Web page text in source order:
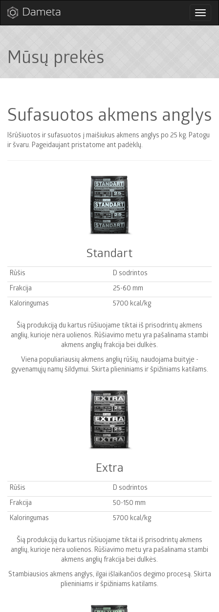
Mūsų prekės
Sufasuotos akmens anglys
Išrūšiuotos ir sufasuotos į maišiukus akmens anglys po 25 kg. Patogu
ir švaru. Pageidaujant pristatome ant padėklų.
Standart
Rūšis
D sodrintos
Frakcija
25-60 mm
Kaloringumas
5700 kcal/kg
Šią produkciją du kartus rūšiuojame tiktai iš prisodrintų akmens
anglių, kurioje nėra uolienos. Rūšiavimo metu yra pašalinama stambi
akmens anglių frakcija bei dulkės.
Viena populiariausių akmens anglių rūšių, naudojama buityje -
gyvenamųjų namų šildymui. Skirta plieniniams ir špižiniams katilams.
Extra
Rūšis
D sodrintos
Frakcija
50-150 mm
Kaloringumas
5700 kcal/kg
Šią produkciją du kartus rūšiuojame tiktai iš prisodrintų akmens
anglių, kurioje nėra uolienos. Rūšiavimo metu yra pašalinama stambi
akmens anglių frakcija bei dulkės.
Stambiausios akmens anglys, ilgai išlaikančios degimo procesą. Skirta
plieniniams ir špižiniams katilams.